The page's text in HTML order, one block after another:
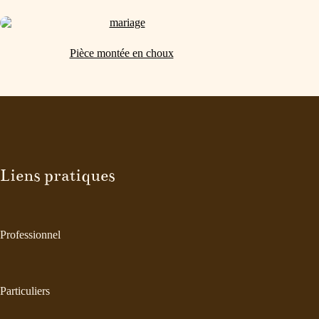
Pièce montée en choux
Liens pratiques
Professionnel
Particuliers